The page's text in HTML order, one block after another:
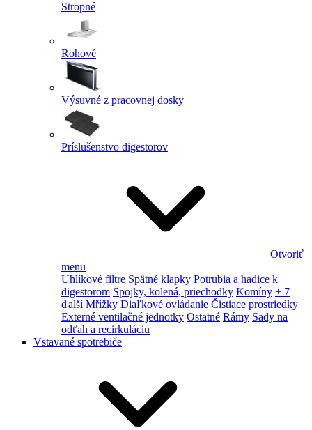
Stropné
Rohové
Výsuvné z pracovnej dosky
Príslušenstvo digestorov
Otvoriť
menu
Uhlíkové filtre Spätné klapky Potrubia a hadice k
digestorom Spojky, kolená, priechodky Komíny + 7
ďalší Mřížky Diaľkové ovládanie Čistiace prostriedky
Externé ventilačné jednotky Ostatné Rámy Sady na
odťah a recirkuláciu
Vstavané spotrebiče